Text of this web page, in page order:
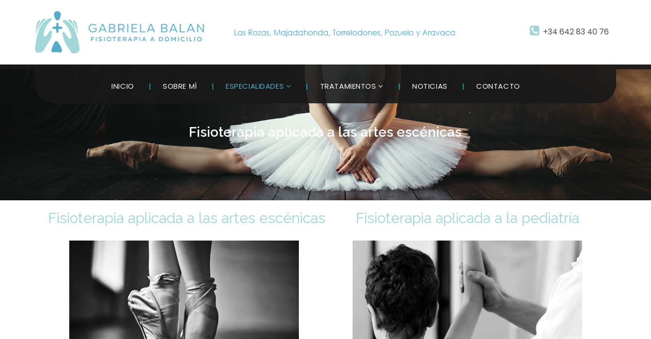
+34 642 83 40 76
INICIO SOBRE MÍ ESPECIALIDADES TRATAMIENTOS NOTICIAS CONTACTO
Fisioterapia aplicada a las artes escénicas
Fisioterapia aplicada a las artes escénicas Fisioterapia aplicada a la pediatría